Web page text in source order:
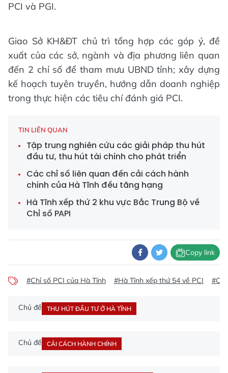
PCI và PGI.
Giao Sở KH&ĐT chủ trì tổng hợp các góp ý, đề
xuất của các sở, ngành và địa phương liên quan
đến 2 chỉ số để tham mưu UBND tỉnh; xây dựng
kế hoạch tuyên truyền, hướng dẫn doanh nghiệp
trong thực hiện các tiêu chí đánh giá PCI.
TIN LIÊN QUAN
Tập trung nghiên cứu các giải pháp thu hút
đầu tư, thu hút tài chính cho phát triển
Các chỉ số liên quan đến cải cách hành
chính của Hà Tĩnh đều tăng hạng
Hà Tĩnh xếp thứ 2 khu vực Bắc Trung Bộ về
Chỉ số PAPI
Copy link
#Chỉ số PCI của Hà Tĩnh #Hà Tĩnh xếp thứ 54 về PCI
Chủ đề THU HÚT ĐẦU TƯ Ở HÀ TĨNH
Chủ đề CẢI CÁCH HÀNH CHÍNH